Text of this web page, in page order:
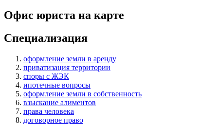
Офис юриста на карте
Специализация
оформление земли в аренду
приватизация территории
споры с ЖЭК
ипотечные вопросы
оформление земли в собственность
взыскание алиментов
права человека
договорное право